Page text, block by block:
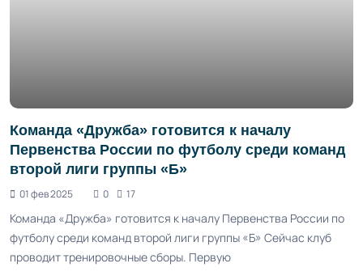
Команда «Дружба» готовится к началу
Первенства России по футболу среди команд
второй лиги группы «Б»
01 фев 2025 0 17
Команда «Дружба» готовится к началу Первенства России по
футболу среди команд второй лиги группы «Б» Сейчас клуб
проводит тренировочные сборы. Первую